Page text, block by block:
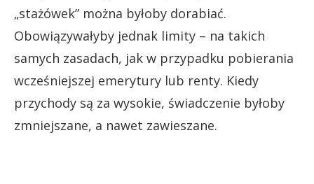
„stażówek” można byłoby dorabiać.
Obowiązywałyby jednak limity – na takich
samych zasadach, jak w przypadku pobierania
wcześniejszej emerytury lub renty. Kiedy
przychody są za wysokie, świadczenie byłoby
zmniejszane, a nawet zawieszane.